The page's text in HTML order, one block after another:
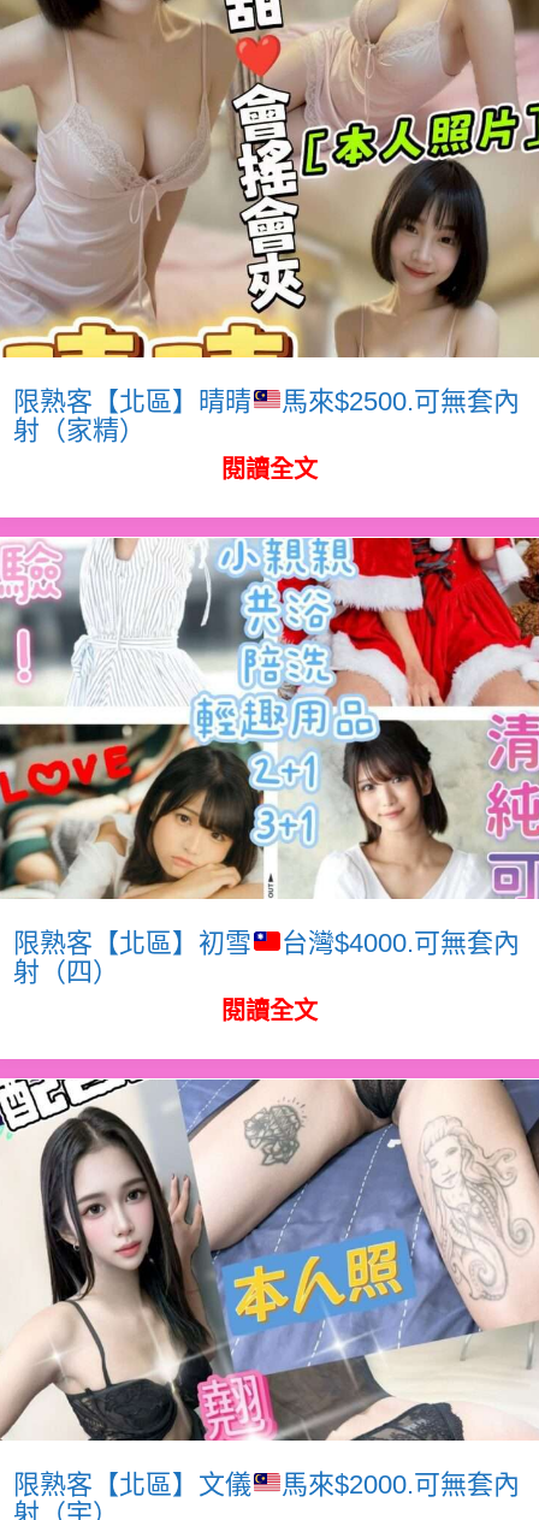
限熟客【北區】晴晴
馬來$2500.可無套內
射（家精）
閱讀全文
限熟客【北區】初雪
台灣$4000.可無套內
射（四）
閱讀全文
限熟客【北區】文儀
馬來$2000.可無套內
射（宇）